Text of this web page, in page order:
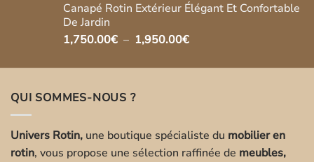
Canapé Rotin Extérieur Élégant Et Confortable
De Jardin
1,750.00€ – 1,950.00€Plage
prix :
QUI SOMMES-NOUS ?
Univers Rotin, une boutique spécialiste du mobilier en
rotin, vous propose une sélection raffinée de meubles,